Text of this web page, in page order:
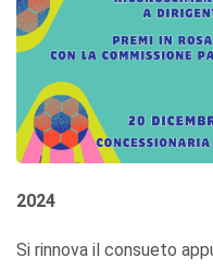
2024
Si rinnova il consueto